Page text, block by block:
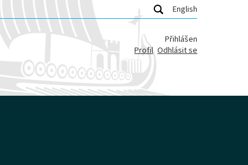
English
Přihlášen
Profil Odhlásit se